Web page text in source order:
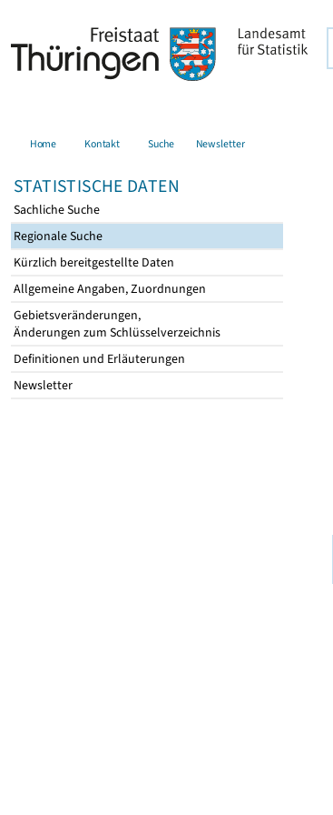
Home Kontakt Suche Newsletter
STATISTISCHE DATEN
Sachliche Suche
Regionale Suche
Kürzlich bereitgestellte Daten
Allgemeine Angaben, Zuordnungen
Gebietsveränderungen,
Änderungen zum Schlüsselverzeichnis
Definitionen und Erläuterungen
Newsletter